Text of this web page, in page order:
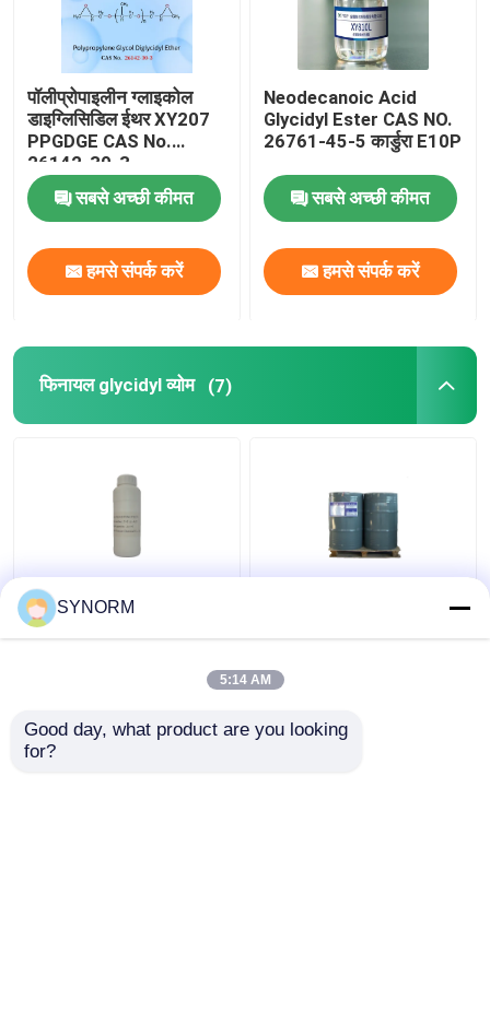
पॉलीप्रोपाइलीन ग्लाइकोल
डाइग्लिसिडिल ईथर XY207
PPGDGE CAS No.
26142-30-3
सबसे अच्छी कीमत
हमसे संपर्क करें
Neodecanoic Acid
Glycidyl Ester CAS NO.
26761-45-5 कार्डुरा E10P
सबसे अच्छी कीमत
हमसे संपर्क करें
फिनायल glycidyl व्योम (7)
C10H12O2 आणविक सूत्र
रंगहीन पारदर्शी तरल विशिष्ट
बर्निंग प्वाइंट> 200 ℃
SYNORM
5:14 AM
Good day, what product are you looking
for?